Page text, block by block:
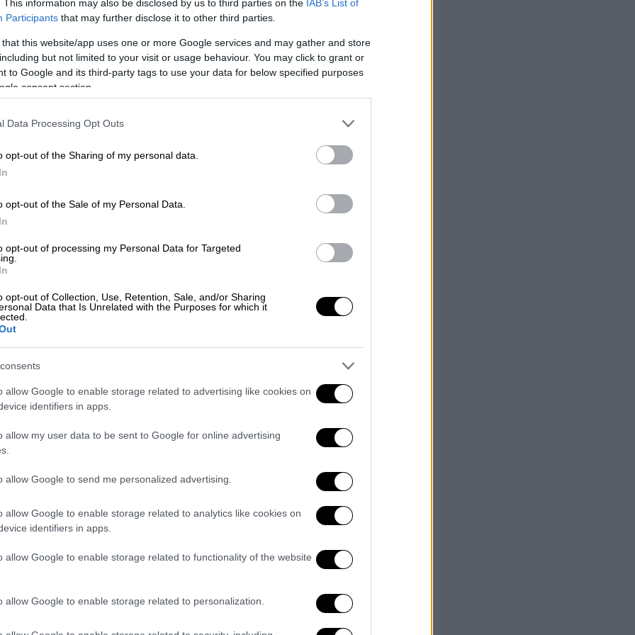
This information may also be disclosed by us to third parties on the IAB’s List of
Participants that may further disclose it to other third parties.
that this website/app uses one or more Google services and may gather and store
but not limited to your visit or usage behaviour. You may click to grant or
to Google and its third-party tags to use your data for below specified purposes
consent section.
Data Processing Opt Outs
opt-out of the Sharing of my personal data.
opt-out of the Sale of my Personal Data.
opt-out of processing my Personal Data for Targeted
opt-out of Collection, Use, Retention, Sale, and/or Sharing
Data that Is Unrelated with the Purposes for which it
allow Google to enable storage related to advertising like cookies on
identifiers in apps.
allow my user data to be sent to Google for online advertising
allow Google to send me personalized advertising.
allow Google to enable storage related to analytics like cookies on
identifiers in apps.
allow Google to enable storage related to functionality of the website
allow Google to enable storage related to personalization.
Ροδόπης του ΠΑΣΟΚ Ιλχάν Αχμέτ
Βουλής.
τρόπο κατά του αντιπροέδρου της
δήλωση«που αναβιώνει την θεωρία του
και δη μουσουλμάνων
τοποθέτηση -δήλωση του αντιπροέδρου
αναβιώνει τη θεωρία του εσωτερικού
μουσουλμάνων βουλευτών. Η δήλωση
που κομίζει στα δημόσια ήθη, καθιστά
τέλεσης πράξεων εθνικής μειοδοσίας
Το πολιτικό σύστημα της Χώρας
τις συνταγματικές ελευθερίες των
τους βουλευτές ανάλογα με τις